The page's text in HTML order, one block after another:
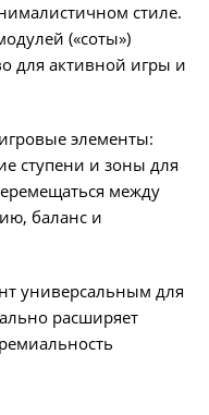
стиле.
(«соты»)
для активной игры и
элементы:
ступени и зоны для
между
баланс и
универсальным для
расширяет